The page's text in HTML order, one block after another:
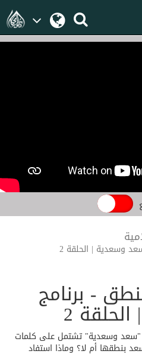
وسعدية | الحلقة 2
- برنامج
2
"سعد وسعدية" تشتمل على كلمات
بنطقها أم لا؟ وماذا استفاد